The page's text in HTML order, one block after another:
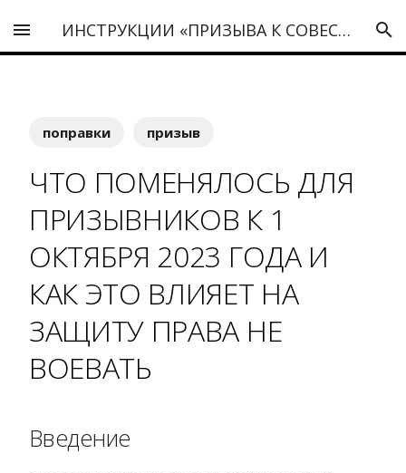
ИНСТРУКЦИИ «ПРИЗЫВА К СОВЕСТИ»
поправки призыв
ЧТО ПОМЕНЯЛОСЬ ДЛЯ
ПРИЗЫВНИКОВ К 1
ОКТЯБРЯ 2023 ГОДА И
КАК ЭТО ВЛИЯЕТ НА
ЗАЩИТУ ПРАВА НЕ
ВОЕВАТЬ
Введение